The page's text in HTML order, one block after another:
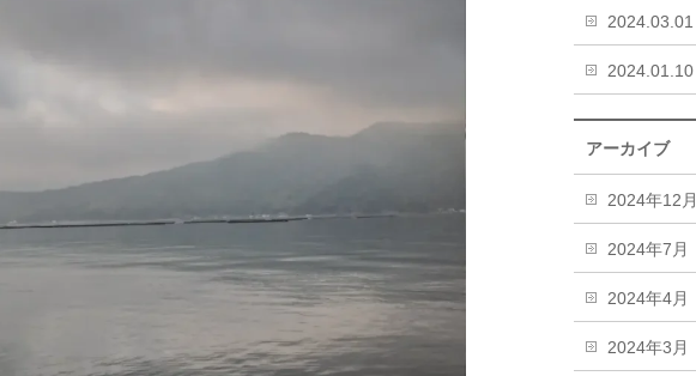
2024.03.01
2024.01.10
アーカイブ
2024年12月
2024年7月
2024年4月
2024年3月